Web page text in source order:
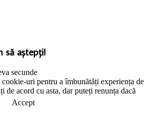
să aștepți!
secunde
uri pentru a îmbunătăți experiența de
de acord cu asta, dar puteți renunța dacă
Accept